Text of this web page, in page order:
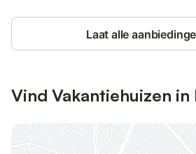
Laat alle
Vind Vakantiehuizen in